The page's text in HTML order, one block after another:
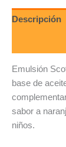
Descripción
Emulsión
base de
sabor a
niños.